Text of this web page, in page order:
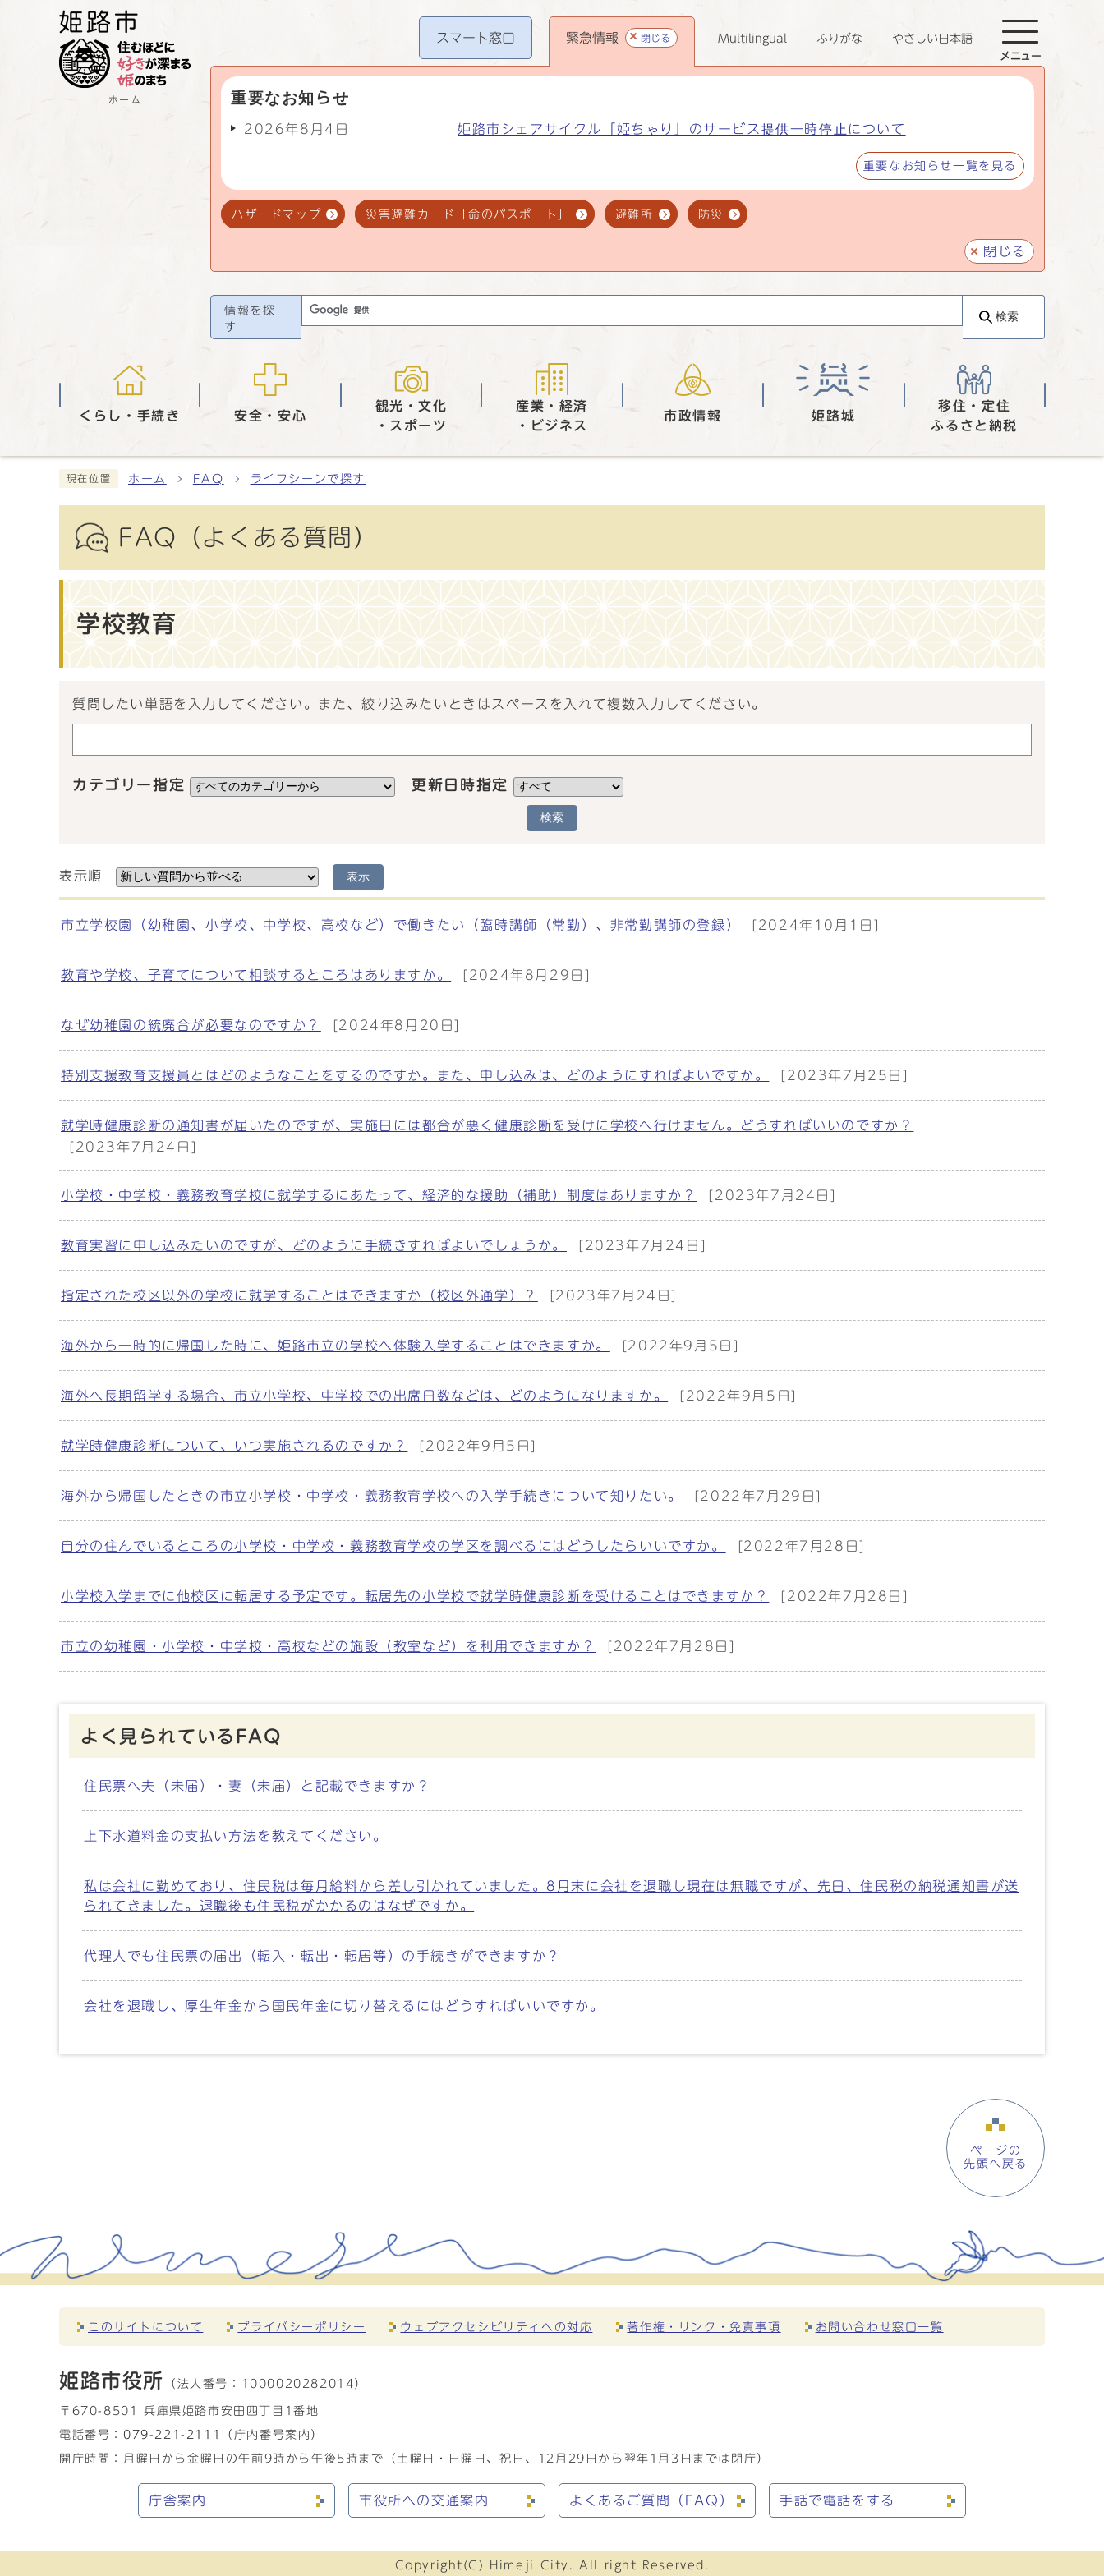
ホーム
スマート窓口 緊急情報 閉じる
重要なお知らせ
2026年8月4日 姫路市シェアサイクル「姫ちゃり」のサービス提供一時停止について
重要なお知らせ一覧を見る
ハザードマップ 災害避難カード「命のパスポート」 避難所 防災
閉じる
Multilingual ふりがな やさしい日本語
メニュー
情報を探
す
検索
くらし・手続き 安全・安心
観光・文化
・スポーツ
産業・経済
・ビジネス
市政情報 姫路城
移住・定住
ふるさと納税
現在位置 ホーム FAQ ライフシーンで探す
FAQ（よくある質問）
学校教育
質問したい単語を入力してください。また、絞り込みたいときはスペースを入れて複数入力してください。
カテゴリー指定 更新日時指定
検索
メインメニュー
表示順 表示
市立学校園（幼稚園、小学校、中学校、高校など）で働きたい（臨時講師（常勤）、非常勤講師の登録） [2024年10月1日]
教育や学校、子育てについて相談するところはありますか。 [2024年8月29日]
なぜ幼稚園の統廃合が必要なのですか？ [2024年8月20日]
特別支援教育支援員とはどのようなことをするのですか。また、申し込みは、どのようにすればよいですか。 [2023年7月25日]
就学時健康診断の通知書が届いたのですが、実施日には都合が悪く健康診断を受けに学校へ行けません。どうすればいいのですか？
[2023年7月24日]
小学校・中学校・義務教育学校に就学するにあたって、経済的な援助（補助）制度はありますか？ [2023年7月24日]
教育実習に申し込みたいのですが、どのように手続きすればよいでしょうか。 [2023年7月24日]
指定された校区以外の学校に就学することはできますか（校区外通学）？ [2023年7月24日]
海外から一時的に帰国した時に、姫路市立の学校へ体験入学することはできますか。 [2022年9月5日]
海外へ長期留学する場合、市立小学校、中学校での出席日数などは、どのようになりますか。 [2022年9月5日]
就学時健康診断について、いつ実施されるのですか？ [2022年9月5日]
海外から帰国したときの市立小学校・中学校・義務教育学校への入学手続きについて知りたい。 [2022年7月29日]
自分の住んでいるところの小学校・中学校・義務教育学校の学区を調べるにはどうしたらいいですか。 [2022年7月28日]
小学校入学までに他校区に転居する予定です。転居先の小学校で就学時健康診断を受けることはできますか？ [2022年7月28日]
市立の幼稚園・小学校・中学校・高校などの施設（教室など）を利用できますか？ [2022年7月28日]
よく見られているFAQ
住民票へ夫（未届）・妻（未届）と記載できますか？
上下水道料金の支払い方法を教えてください。
私は会社に勤めており、住民税は毎月給料から差し引かれていました。8月末に会社を退職し現在は無職ですが、先日、住民税の納税通知書が送
られてきました。退職後も住民税がかかるのはなぜですか。
代理人でも住民票の届出（転入・転出・転居等）の手続きができますか？
会社を退職し、厚生年金から国民年金に切り替えるにはどうすればいいですか。
ページの
先頭へ戻る
このサイトについて プライバシーポリシー ウェブアクセシビリティへの対応 著作権・リンク・免責事項 お問い合わせ窓口一覧
姫路市役所 （法人番号： 1000020282014）
〒670-8501 兵庫県姫路市安田四丁目1番地
電話番号： 079-221-2111
（庁内番号案内）
開庁時間：月曜日から金曜日の午前9時から午後5時まで（土曜日・日曜日、祝日、12月29日から翌年1月3日までは閉庁）
庁舎案内 市役所への交通案内 よくあるご質問（FAQ） 手話で電話をする
Copyright(C) Himeji City. All right Reserved.